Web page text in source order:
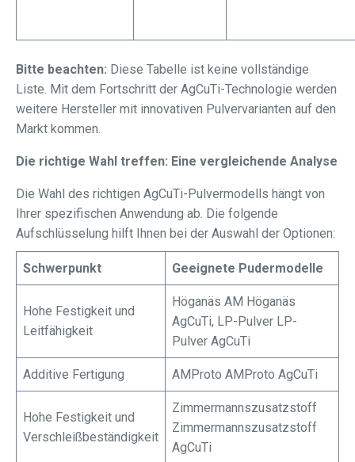
Bitte beachten: Diese Tabelle ist keine vollständige
Liste. Mit dem Fortschritt der AgCuTi-Technologie werden
weitere Hersteller mit innovativen Pulvervarianten auf den
Markt kommen.
Die richtige Wahl treffen: Eine vergleichende Analyse
Die Wahl des richtigen AgCuTi-Pulvermodells hängt von
Ihrer spezifischen Anwendung ab. Die folgende
Aufschlüsselung hilft Ihnen bei der Auswahl der Optionen:
Schwerpunkt Geeignete Pudermodelle
Hohe Festigkeit und
Leitfähigkeit
Höganäs AM Höganäs
AgCuTi, LP-Pulver LP-
Pulver AgCuTi
Additive Fertigung AMProto AMProto AgCuTi
Hohe Festigkeit und
Verschleißbeständigkeit
Zimmermannszusatzstoff
Zimmermannszusatzstoff
AgCuTi